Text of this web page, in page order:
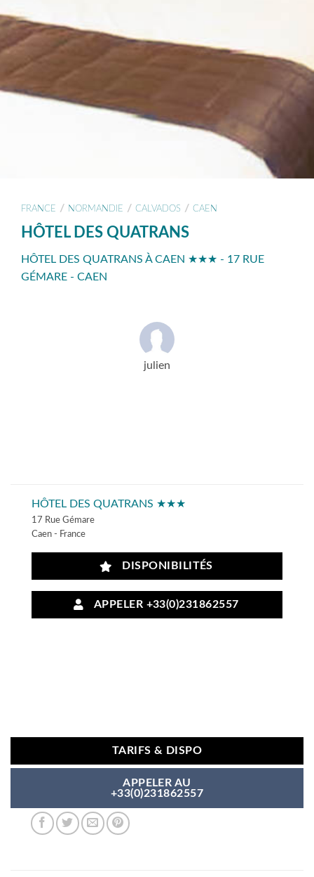
FRANCE / NORMANDIE / CALVADOS / CAEN
HÔTEL DES QUATRANS
HÔTEL DES QUATRANS À CAEN ★★★ - 17 RUE
GÉMARE - CAEN
julien
HÔTEL DES QUATRANS ★★★
17 Rue Gémare
Caen - France
DISPONIBILITÉS
APPELER +33(0)231862557
TARIFS & DISPO
APPELER AU
+33(0)231862557